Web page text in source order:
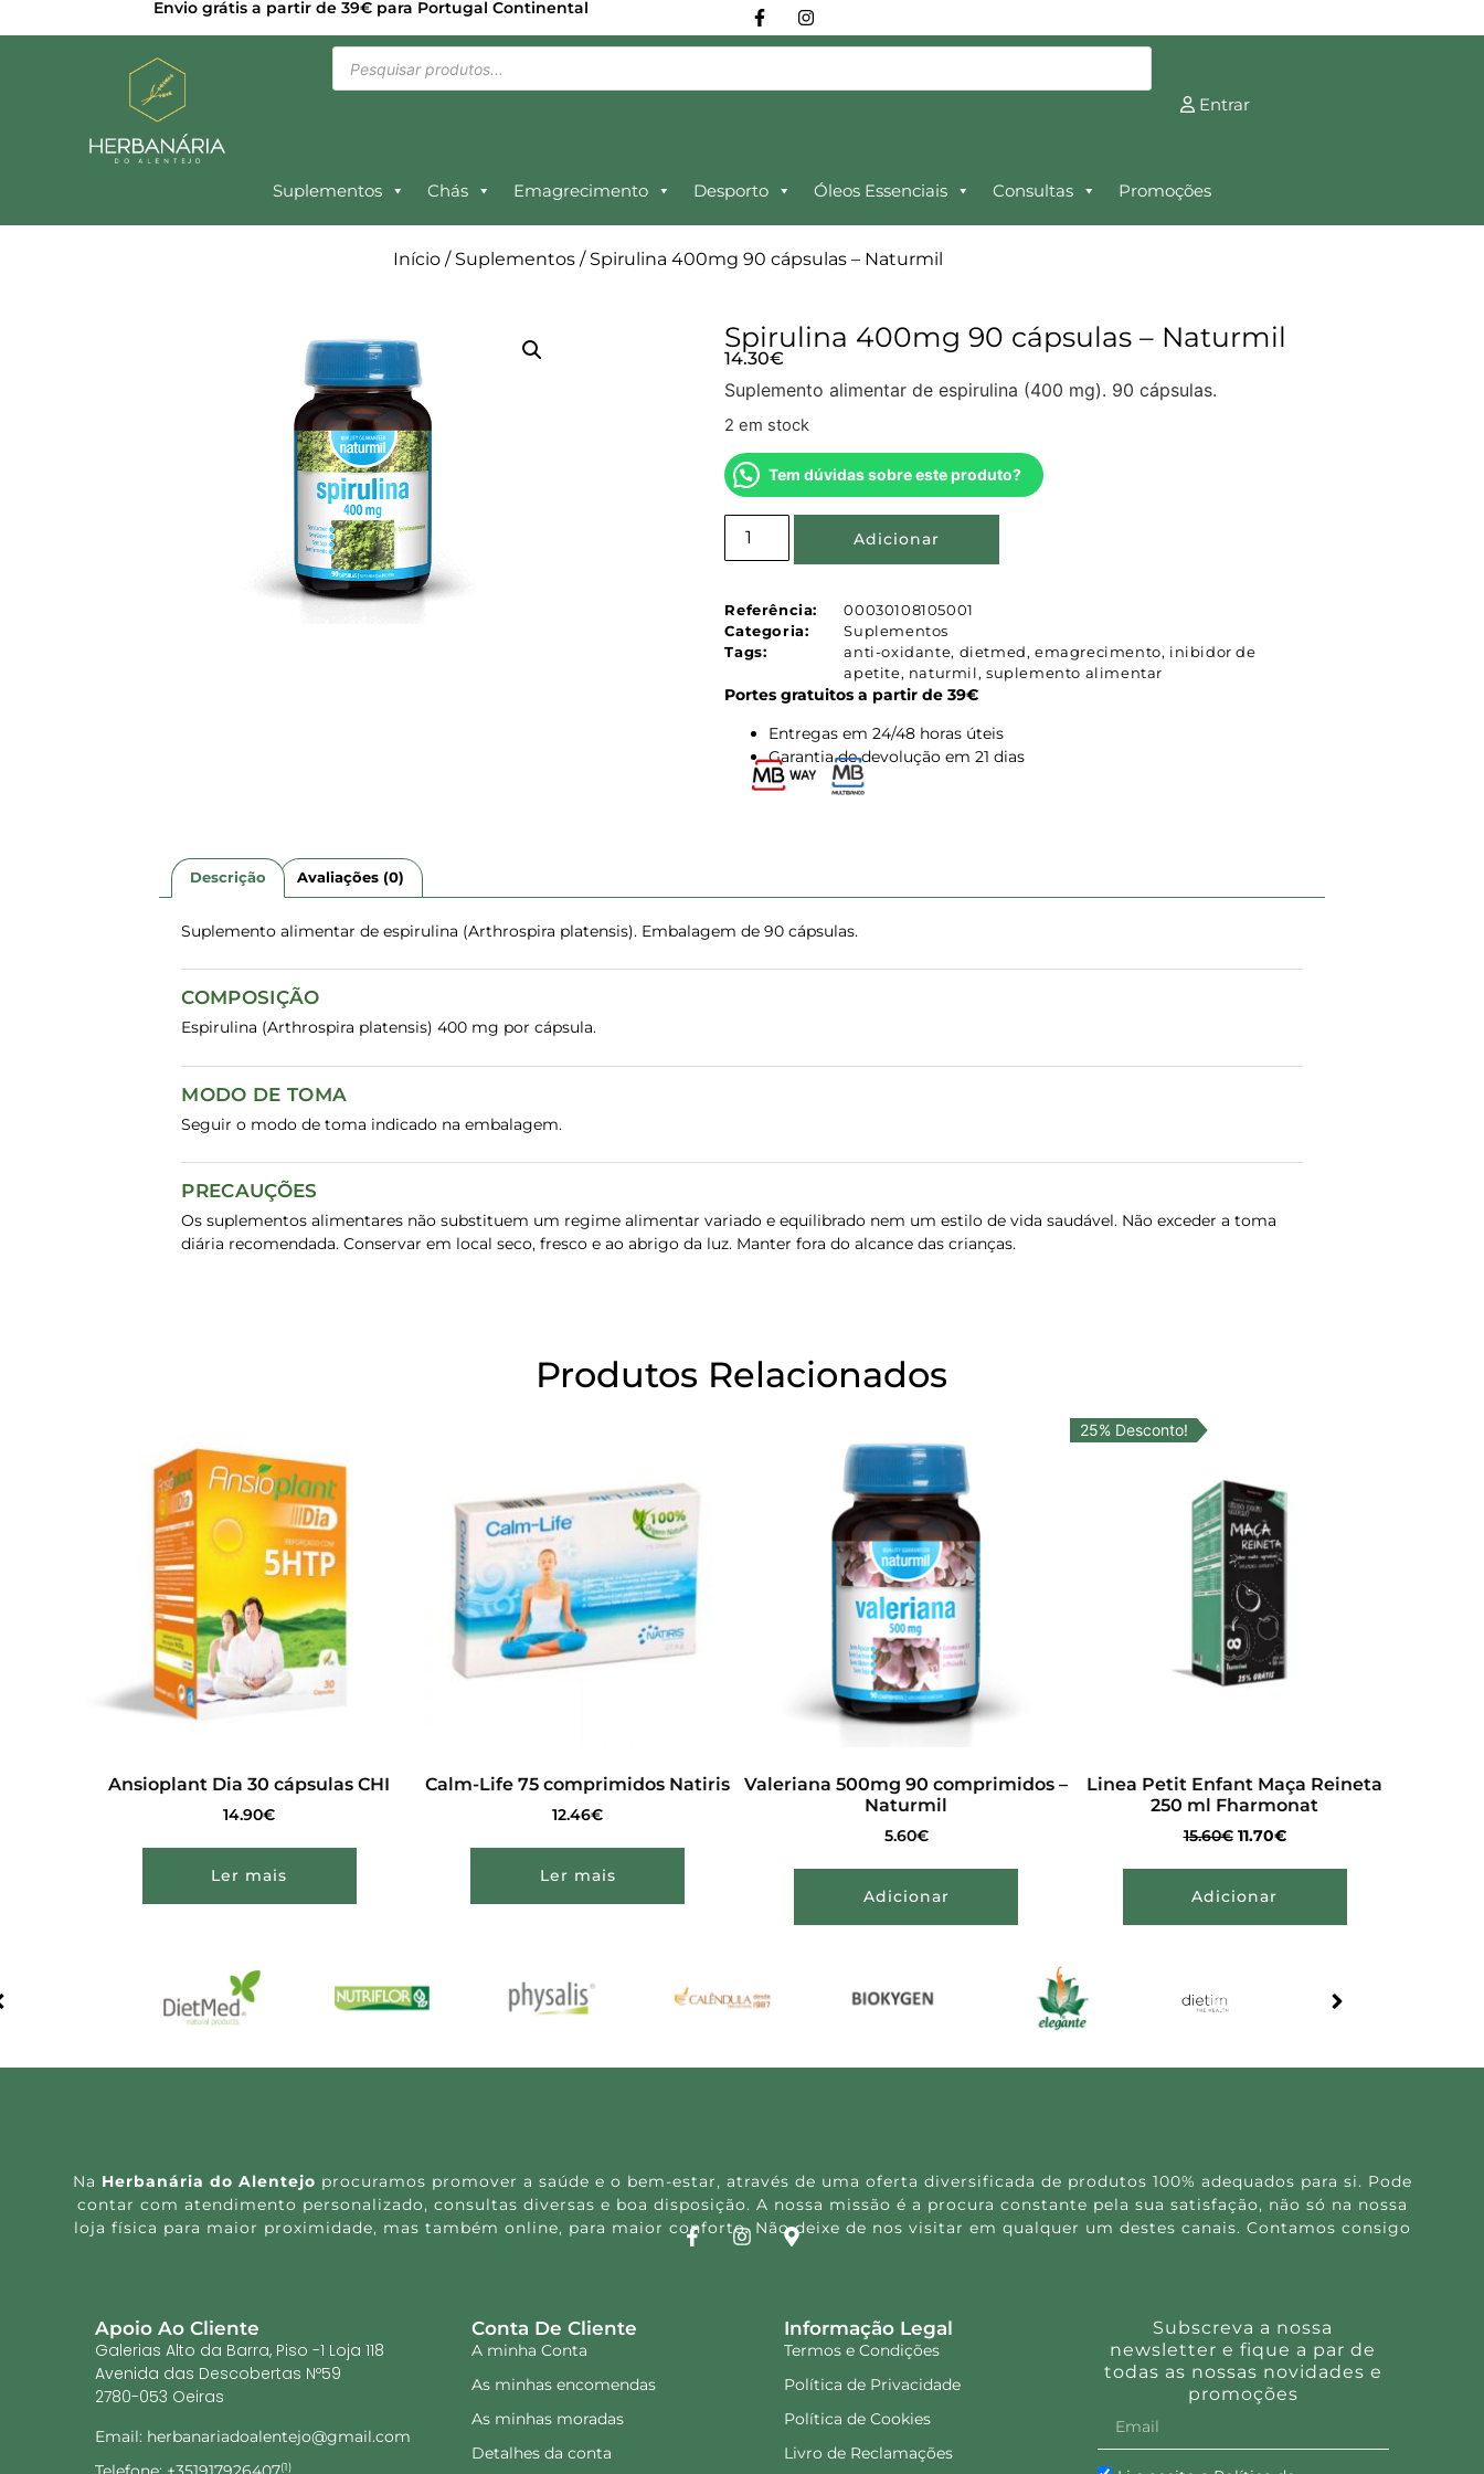
Envio grátis a partir de 39€ para Portugal Continental
Entrar
Suplementos Chás Emagrecimento Desporto Óleos Essenciais Consultas Promoções
Início/ Suplementos/ Spirulina 400mg 90 cápsulas – Naturmil
Spirulina 400mg 90 cápsulas – Naturmil
14.30€
Suplemento alimentar de espirulina (400 mg). 90 cápsulas.
2 em stock
Tem dúvidas sobre este produto?
Adicionar
Referência:
00030108105001
Categoria:
Suplementos
Tags:
anti-oxidante, dietmed, emagrecimento, inibidor de
apetite, naturmil, suplemento alimentar
Portes gratuitos a partir de 39€
Entregas em 24/48 horas úteis
Garantia de devolução em 21 dias
Descrição Avaliações (0)
Suplemento alimentar de espirulina (Arthrospira platensis). Embalagem de 90 cápsulas.
COMPOSIÇÃO
Espirulina (Arthrospira platensis) 400 mg por cápsula.
MODO DE TOMA
Seguir o modo de toma indicado na embalagem.
PRECAUÇÕES
Os suplementos alimentares não substituem um regime alimentar variado e equilibrado nem um estilo de vida saudável. Não exceder a toma
diária recomendada. Conservar em local seco, fresco e ao abrigo da luz. Manter fora do alcance das crianças.
Produtos Relacionados
Ansioplant Dia 30 cápsulas CHI
14.90€
Ler mais
Calm-Life 75 comprimidos Natiris
12.46€
Ler mais
Valeriana 500mg 90 comprimidos –
Naturmil
5.60€
Adicionar
25% Desconto!
Linea Petit Enfant Maça Reineta
250 ml Fharmonat
15.60€ 11.70€
Adicionar
Na Herbanária do Alentejo procuramos promover a saúde e o bem-estar, através de uma oferta diversificada de produtos 100% adequados para si. Pode
contar com atendimento personalizado, consultas diversas e boa disposição. A nossa missão é a procura constante pela sua satisfação, não só na nossa
loja física para maior proximidade, mas também online, para maior conforto. Não deixe de nos visitar em qualquer um destes canais. Contamos consigo
Apoio Ao Cliente
Galerias Alto da Barra, Piso -1 Loja 118
Avenida das Descobertas Nº59
2780-053 Oeiras
Email: herbanariadoalentejo@gmail.com
(1)
Conta De Cliente
A minha Conta
As minhas encomendas
As minhas moradas
Detalhes da conta
Informação Legal
Termos e Condições
Política de Privacidade
Política de Cookies
Livro de Reclamações
Subscreva a nossa
newsletter e fique a par de
todas as nossas novidades e
promoções